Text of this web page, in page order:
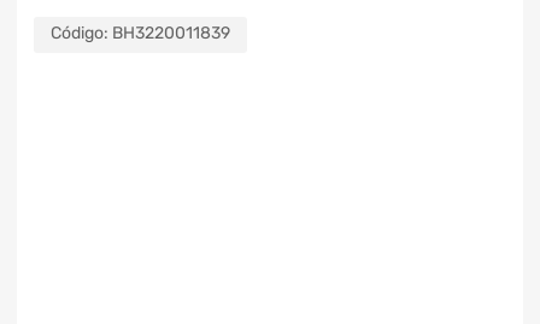
Código: BH3220011839